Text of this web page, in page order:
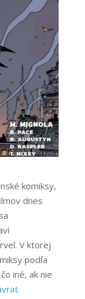
komiksy,
dnes
V ktorej
podľa
iné, ak nie